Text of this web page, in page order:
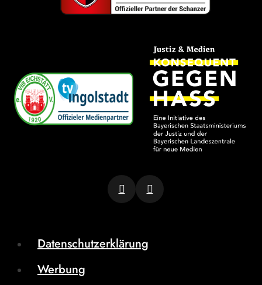
Datenschutzerklärung
Werbung